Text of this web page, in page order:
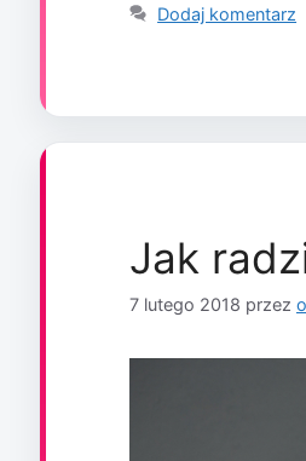
Dodaj komentarz
Jak
7 lutego 2018 przez